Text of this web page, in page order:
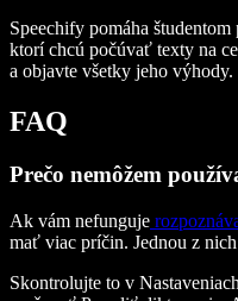
Speechify pomáha
ktorí chcú počúvať texty na
a objavte všetky jeho výhody.
FAQ
Prečo nemôžem
Ak vám nefunguje
mať viac príčin. Jednou z
Skontrolujte to v